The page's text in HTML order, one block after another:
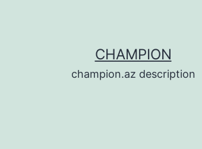
CHAMPION
champion.az description